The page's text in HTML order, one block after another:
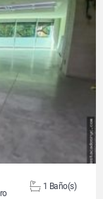
1 Baño(s)